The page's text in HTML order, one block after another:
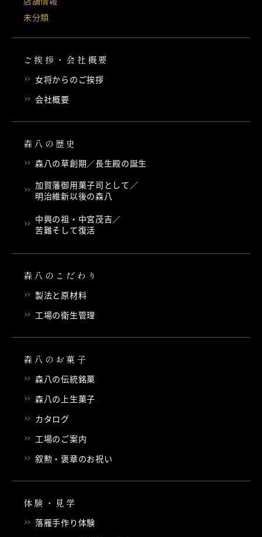
未分類
ご挨拶・会社概要
女将からのご挨拶
会社概要
森八の歴史
森八の草創期／長生殿の誕生
加賀藩御用菓子司として／
明治維新以後の森八
中興の祖・中宮茂吉／
苦難そして復活
森八のこだわり
製法と原材料
工場の衛生管理
森八のお菓子
森八の伝統銘菓
森八の上生菓子
カタログ
工場のご案内
叙勲・褒章のお祝い
体験・見学
落雁手作り体験